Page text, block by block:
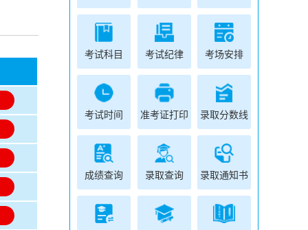
考试科目 考试纪律 考场安排
考试时间 准考证打印 录取分数线
成绩查询 录取查询 录取通知书